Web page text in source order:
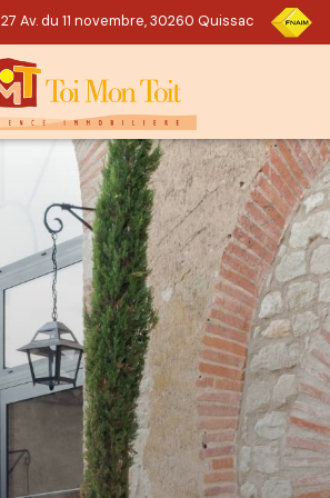
27 Av. du 11 novembre, 30260 Quissac